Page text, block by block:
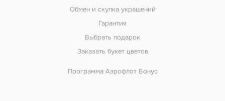
Обмен и скупка украшений
Гарантия
Выбрать подарок
Заказать букет цветов
Программа Аэрофлот Бонус